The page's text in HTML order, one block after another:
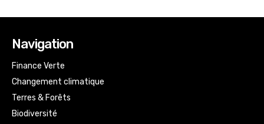
Navigation
Finance Verte
Changement climatique
Terres & Forêts
Biodiversité